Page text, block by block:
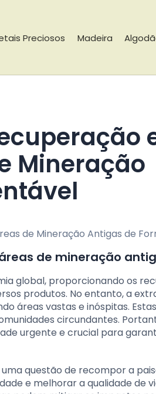
Preciosos Madeira
Mineração
de mineração
global, proporcionando os
produtos. No entanto, a
áreas vastas e inóspitas.
circundantes.
urgente e crucial para
questão de recompor a
e melhorar a qualidade de